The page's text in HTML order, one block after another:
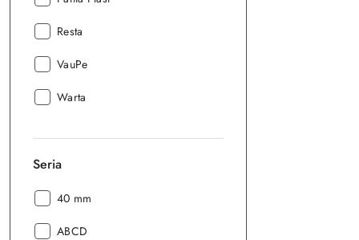
Producent:
Resta
Producent:
VauPe
Producent:
Warta
Seria
Seria:
40 mm
Seria:
ABCD